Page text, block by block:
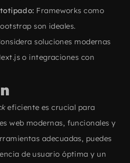
Frameworks como
son ideales.
soluciones modernas
o integraciones con
eficiente es crucial para
web modernas, funcionales y
adecuadas, puedes
de usuario óptima y un